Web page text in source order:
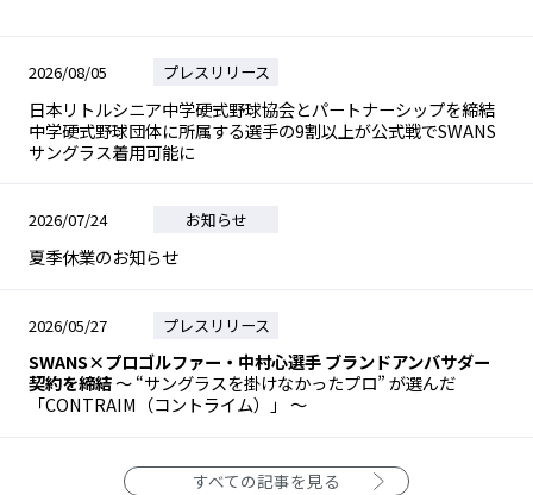
2026/08/05 プレスリリース
日本リトルシニア中学硬式野球協会とパートナーシップを締結
中学硬式野球団体に所属する選手の9割以上が公式戦でSWANS
サングラス着用可能に
2026/07/24 お知らせ
夏季休業のお知らせ
2026/05/27 プレスリリース
SWANS×プロゴルファー・中村心選手 ブランドアンバサダー
契約を締結～ “サングラスを掛けなかったプロ” が選んだ
「CONTRAIM（コントライム）」 ～
すべての記事を見る